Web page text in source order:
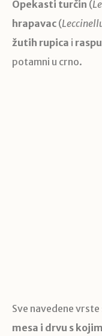
Opekasti turčin (
hrapavac (
žutih rupica i
potamni u crno.
Sve navedene vrste
mesa i drvu s